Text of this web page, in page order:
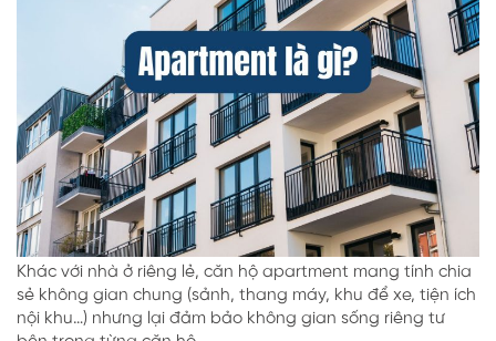
Khác với nhà ở riêng lẻ, căn hộ apartment mang tính chia
sẻ không gian chung (sảnh, thang máy, khu để xe, tiện ích
nội khu…) nhưng lại đảm bảo không gian sống riêng tư